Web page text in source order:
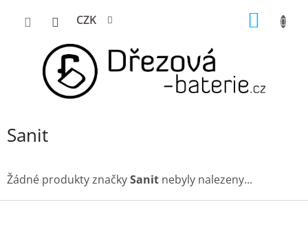
CZK
Sanit
Žádné produkty značkySanit nebyly nalezeny...
Z